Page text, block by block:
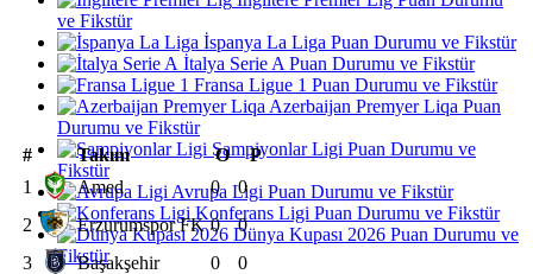
ve Fikstür
İspanya La Liga Puan Durumu ve Fikstür
İtalya Serie A Puan Durumu ve Fikstür
Fransa Ligue 1 Puan Durumu ve Fikstür
Azerbaijan Premyer Liqa Puan
Durumu ve Fikstür
Şampiyonlar Ligi Puan Durumu ve
Fikstür
Avrupa Ligi Puan Durumu ve Fikstür
Konferans Ligi Puan Durumu ve Fikstür
Dünya Kupası 2026 Puan Durumu ve
Fikstür
# Takım O
P
1
Amed 0
0
2
Erzurumspor FK 0
0
3
Başakşehir 0
0